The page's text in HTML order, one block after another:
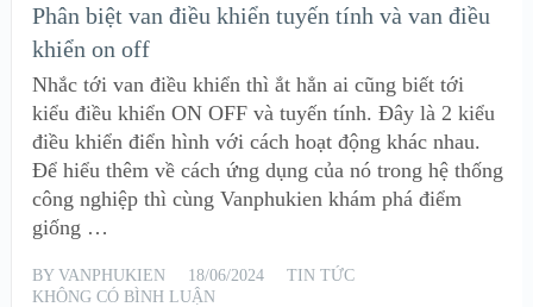
Phân biệt van điều khiển tuyến tính và van điều
khiển on off
Nhắc tới van điều khiển thì ắt hẳn ai cũng biết tới
kiểu điều khiển ON OFF và tuyến tính. Đây là 2 kiểu
điều khiển điển hình với cách hoạt động khác nhau.
Để hiểu thêm về cách ứng dụng của nó trong hệ thống
công nghiệp thì cùng Vanphukien khám phá điểm
giống …
BY VANPHUKIEN 18/06/2024
TIN TỨC
KHÔNG CÓ BÌNH LUẬN